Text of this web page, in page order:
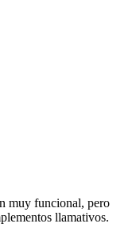
muy funcional, pero
llamativos.